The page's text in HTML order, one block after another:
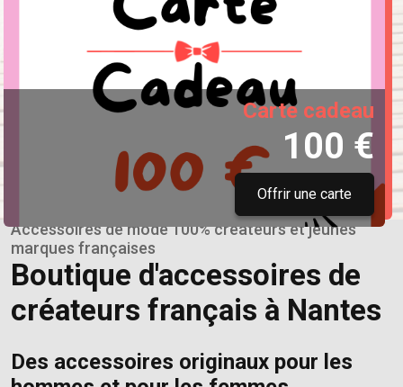
Carte cadeau
100 €
Offrir une carte
Accessoires de mode 100% créateurs et jeunes
marques françaises
Boutique d'accessoires de
créateurs français à Nantes
Des accessoires originaux pour les